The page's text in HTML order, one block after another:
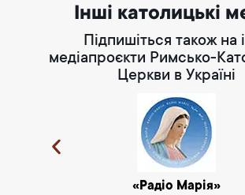
Інші католицькі
Підпишіться також на
медіапроєкти Римсько-
Церкви в Україні
«Радіо Марія»